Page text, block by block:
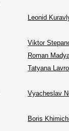
Leonid
Viktor
Roman
Tatyana
Vyacheslav
Boris